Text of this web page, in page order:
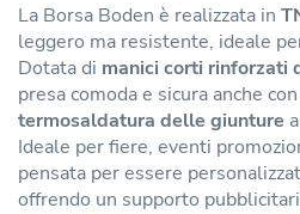
La Borsa Boden è realizzata in
leggero ma resistente, ideale
Dotata di manici corti rinforzati
presa comoda e sicura anche
termosaldatura delle giunture
Ideale per fiere, eventi
pensata per essere
offrendo un supporto